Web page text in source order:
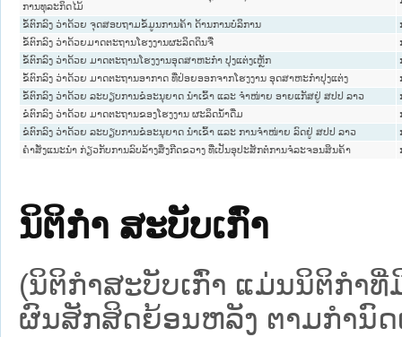
ການທຸລະກິດໄມ້
ຂໍ້ຕົກລົງ ວ່າດ້ວຍ ຈຸດສອບຖາມຂໍ້ມູນການຄ້າ ດ້ານການບໍລິການ
ຂໍ້ຕົກລົງ ວ່າດ້ວຍມາດຕະຖານໂຮງງານຜະລິດດິນຈີ່
ຂໍ້ຕົກລົງ ວ່າດ້ວຍ ມາດຕະຖານໂຮງງານອຸດສາຫະກຳ ປຸງແຕ່ງເຫຼັກ
ຂໍ້ຕົກລົງ ວ່າດ້ວຍ ມາດຕະຖານອາກາດ ທີ່ປ່ອຍອອກຈາກໂຮງງານ ອຸດສາຫະກຳປຸງແຕ່ງ
ຂໍ້ຕົກລົງ ວ່າດ້ວຍ ລະບຽບການຂໍອະນຸຍາດ ນຳເຂົ້າ ແລະ ຈຳໜ່າຍ ອາຍແກັສຢູ່ ສປປ ລາວ
ຂໍຕົກລົງ ວ່າດ້ວຍ ມາດຕະຖານຂອງໂຮງງານ ຜະລິດນ້ຳດື່ມ
ຂໍຕົກລົງ ວ່າດ້ວຍ ລະບຽບການຂໍອະນຸຍາດ ນຳເຂົ້າ ແລະ ການຈຳໜ່າຍ ລົດຢູ່ ສປປ ລາວ
ຄຳສັ່ງແນະນຳ ກ່ຽວກັບການລົບລ້າງສິ່ງກີດຂວາງ ທີ່ເປັນອຸປະສັກຕໍ່ການຈໍລະຈອນສິນຄ້າ
ນິຕິກໍາ ສະບັບເກົ່າ
(ນິຕິກໍາສະບັບເກົ່າ ແມ່ນນິຕິກໍາ
ຜົນສັກສິດຍ້ອນຫລັງ ຕາມກໍານົດ